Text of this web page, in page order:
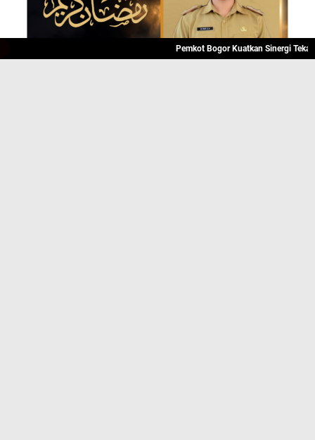
Pemkot Bogor Kuatkan Sinergi Tekan